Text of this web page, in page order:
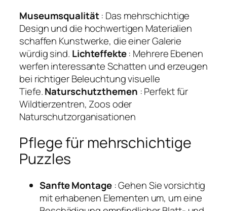
Museumsqualität: Das mehrschichtige
Design und die hochwertigen Materialien
schaffen Kunstwerke, die einer Galerie
würdig sind. Lichteffekte: Mehrere Ebenen
werfen interessante Schatten und erzeugen
bei richtiger Beleuchtung visuelle
Tiefe.Naturschutzthemen : Perfekt für
Wildtierzentren, Zoos oder
Naturschutzorganisationen
Pflege für mehrschichtige
Puzzles
Sanfte Montage: Gehen Sie vorsichtig
mit erhabenen Elementen um, um eine